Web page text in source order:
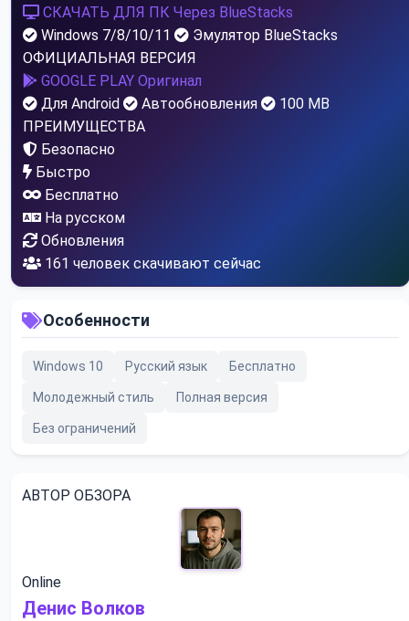
СКАЧАТЬ ДЛЯ ПК Через BlueStacks
Windows 7/8/10/11
Эмулятор BlueStacks
ОФИЦИАЛЬНАЯ ВЕРСИЯ
GOOGLE PLAY Оригинал
Для Android
Автообновления
100 MB
ПРЕИМУЩЕСТВА
Безопасно
Быстро
Бесплатно
На русском
Обновления
157 человек скачивают сейчас
Особенности
Windows 10 Русский язык Бесплатно
Молодежный стиль Полная версия
Без ограничений
АВТОР ОБЗОРА
Online
Денис Волков